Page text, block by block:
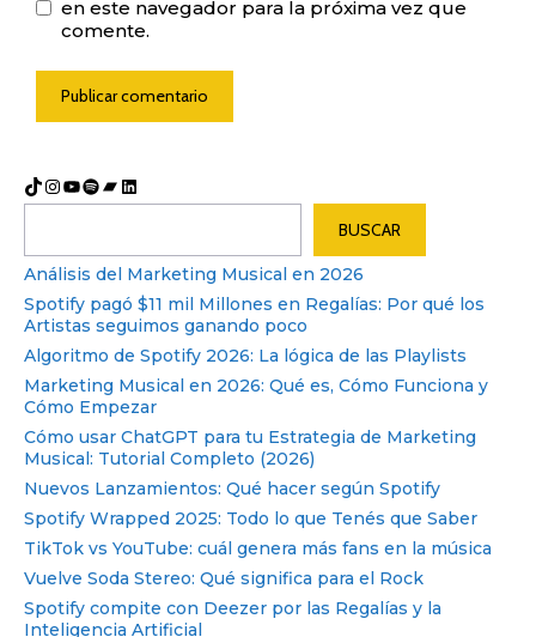
en este navegador para la próxima vez que
comente.
TikTok
Instagram
YouTube
Spotify
Bandcamp
LinkedIn
BUSCAR
Análisis del Marketing Musical en 2026
Spotify pagó $11 mil Millones en Regalías: Por qué los
Artistas seguimos ganando poco
Algoritmo de Spotify 2026: La lógica de las Playlists
Marketing Musical en 2026: Qué es, Cómo Funciona y
Cómo Empezar
Cómo usar ChatGPT para tu Estrategia de Marketing
Musical: Tutorial Completo (2026)
Nuevos Lanzamientos: Qué hacer según Spotify
Spotify Wrapped 2025: Todo lo que Tenés que Saber
TikTok vs YouTube: cuál genera más fans en la música
Vuelve Soda Stereo: Qué significa para el Rock
Spotify compite con Deezer por las Regalías y la
Inteligencia Artificial